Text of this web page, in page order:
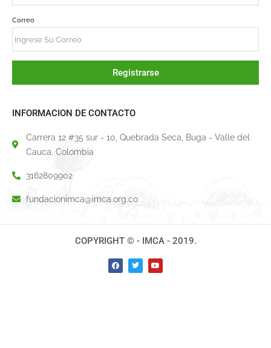
Correo
Registrarse
INFORMACION DE CONTACTO
Carrera 12 #35 sur - 10, Quebrada Seca, Buga - Valle del
Cauca. Colombia
3162809902
fundacionimca@imca.org.co
COPYRIGHT © - IMCA - 2019.